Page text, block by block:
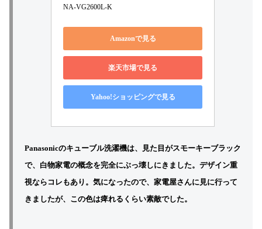
NA-VG2600L-K
Amazonで見る
楽天市場で見る
Yahoo!ショッピングで見る
Panasonicのキューブル洗濯機は、見た目がスモーキーブラック
で、白物家電の概念を完全にぶっ壊しにきました。 デザイン重
視ならコレもあり。気になったので、家電屋さんに見に行って
きましたが、この色は痺れるくらい素敵でした。